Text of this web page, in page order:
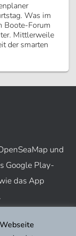
Was im
Boote-Forum
Mittlerweile
der smarten
und
Google Play-
das App